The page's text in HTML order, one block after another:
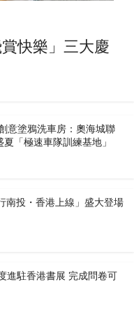
快樂」三大慶
意塗鴉洗車房：奧海城聯
「極速車隊訓練基地」
南投・香港上線」盛大登場
進駐香港書展 完成問卷可